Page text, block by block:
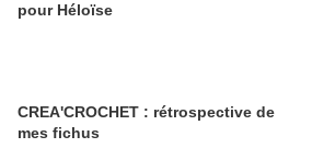
pour Héloïse
CREA'CROCHET : rétrospective de
mes fichus